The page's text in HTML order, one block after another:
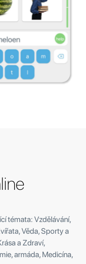
témata: Vzdělávání,
Věda, Sporty a
a Zdraví,
armáda, Medicína,